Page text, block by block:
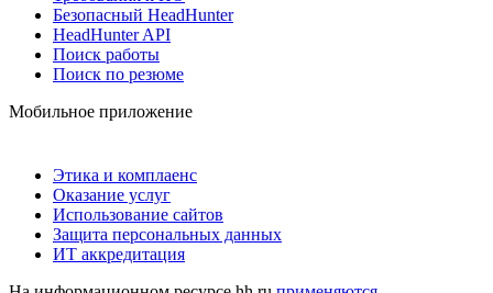
Безопасный HeadHunter
HeadHunter API
Поиск работы
Поиск по резюме
Мобильное приложение
Этика и комплаенс
Оказание услуг
Использование сайтов
Защита персональных данных
ИТ аккредитация